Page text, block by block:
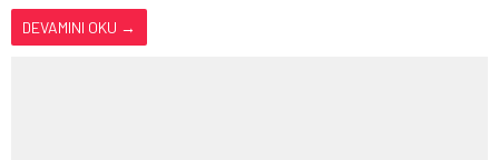
DEVAMINI OKU →